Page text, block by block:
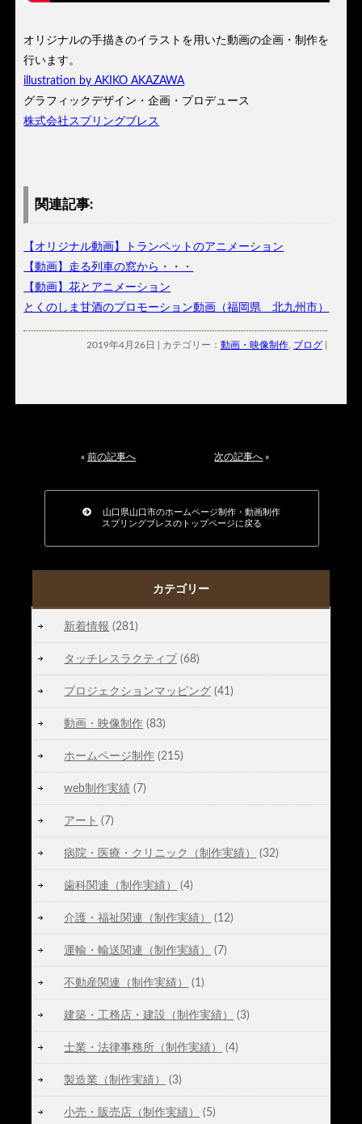
オリジナルの手描きのイラストを用いた動画の企画・制作を
行います。
illustration by AKIKO AKAZAWA
グラフィックデザイン・企画・プロデュース
株式会社スプリングブレス
関連記事:
【オリジナル動画】トランペットのアニメーション
【動画】走る列車の窓から・・・
【動画】花とアニメーション
とくのしま甘酒のプロモーション動画（福岡県 北九州市）
2019年4月26日 | カテゴリー： 動画・映像制作, ブログ|
«前の記事へ 次の記事へ »
山口県山口市のホームページ制作・動画制作
スプリングブレスのトップページに戻る
カテゴリー
新着情報 (281)
タッチレスラクティブ (68)
プロジェクションマッピング (41)
動画・映像制作 (83)
ホームページ制作 (215)
web制作実績 (7)
アート (7)
病院・医療・クリニック（制作実績） (32)
歯科関連（制作実績） (4)
介護・福祉関連（制作実績） (12)
運輸・輸送関連（制作実績） (7)
不動産関連（制作実績） (1)
建築・工務店・建設（制作実績） (3)
士業・法律事務所（制作実績） (4)
製造業（制作実績） (3)
小売・販売店（制作実績） (5)